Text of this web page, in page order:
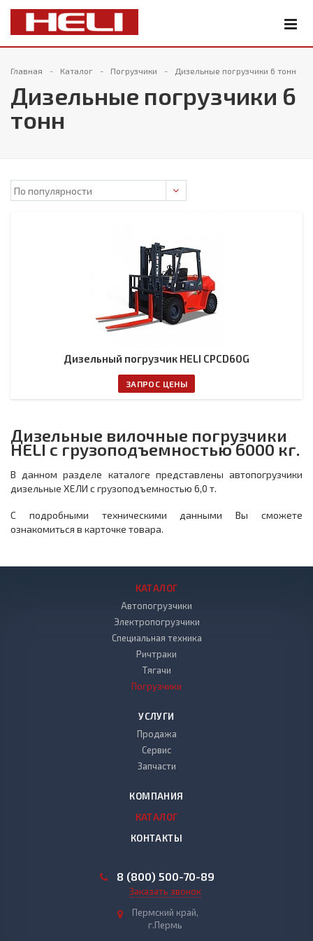
Главная Каталог Погрузчики Дизельные погрузчики 6 тонн
Дизельные погрузчики 6
тонн
Дизельный погрузчик HELI CPCD60G
ЗАПРОС ЦЕНЫ
Дизельные вилочные погрузчики
HELI с грузоподъемностью 6000 кг.
В данном разделе каталоге представлены автопогрузчики
дизельные ХЕЛИ с грузоподъемностью 6,0 т.
С подробными техническими данными Вы сможете
ознакомиться в карточке товара.
КАТАЛОГ
Автопогрузчики
Электропогрузчики
Специальная техника
Ричтраки
Тягачи
Погрузчики
УСЛУГИ
Продажа
Сервис
Запчасти
КОМПАНИЯ
КАТАЛОГ
КОНТАКТЫ
8 (800) 500-70-89
Заказать звонок
Пермский край,
г.Пермь